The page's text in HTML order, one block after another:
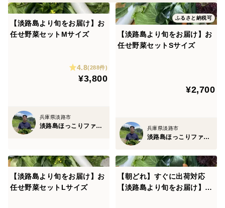
【淡路島より旬をお届け】お
任せ野菜セットMサイズ
4.8(288件)
¥3,800
兵庫県淡路市
淡路島ほっこりファーム
ふるさと納税可
【淡路島より旬をお届け】お
任せ野菜セットSサイズ
¥2,700
兵庫県淡路市
淡路島ほっこりファーム
【淡路島より旬をお届け】お
任せ野菜セットLサイズ
【朝どれ】すぐに出荷対応
【淡路島より旬をお届け】お